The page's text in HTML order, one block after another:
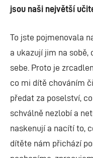
jsou naši největší
To jste pojmenovala
a ukazují jim na
sebe. Proto je
co mi dítě chováním
předat za poselství,
schválně nezlobí a
naskenují a nacítí to,
dítěte nám přichází